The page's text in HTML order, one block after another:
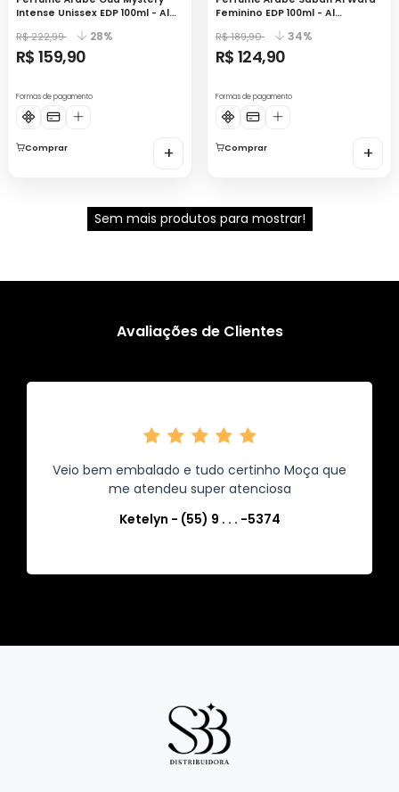
Intense Unissex EDP 100ml - Al
R$ 222,99 28%
R$ 159,90
Formas de pagamento
Comprar +
Feminino EDP 100ml - Al
R$ 189,90 34%
R$ 124,90
Formas de pagamento
Comprar +
Sem mais produtos para mostrar!
Avaliações de Clientes
Veio bem embalado e tudo certinho Moça que
me atendeu super atenciosa
Ketelyn - (55) 9 . . . -5374